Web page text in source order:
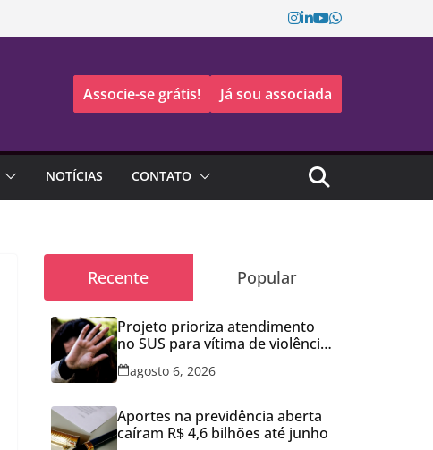
Associe-se grátis! Já sou associada
NOTÍCIAS CONTATO
Recente Popular
Projeto prioriza atendimento
no SUS para vítima de violência
doméstica
agosto 6, 2026
Aportes na previdência aberta
caíram R$ 4,6 bilhões até junho